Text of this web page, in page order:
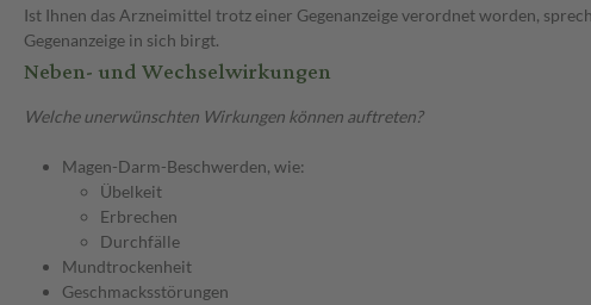
Ist Ihnen das Arzneimittel trotz einer Gegenanzeige verordnet worden,
Gegenanzeige in sich birgt.
Neben- und Wechselwirkungen
Welche unerwünschten Wirkungen können auftreten?
Magen-Darm-Beschwerden, wie:
Übelkeit
Erbrechen
Durchfälle
Mundtrockenheit
Geschmacksstörungen